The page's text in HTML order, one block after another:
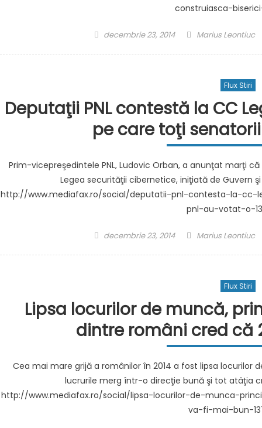
construiasca-
Posted
decembrie 23, 2014 Author
Marius Leontiuc
Flux Stiri
Deputaţii PNL contestă la CC
pe care toţi
Prim-vicepreşedintele PNL, Ludovic Orban, a anunţat marţi
Legea securităţii cibernetice, iniţiată de
http://www.mediafax.ro/social/deputatii-pnl-contesta-la-
pnl-au-votat-o-
Posted
decembrie 23, 2014 Author
Marius Leontiuc
Flux Stiri
Lipsa locurilor de muncă,
dintre români cred că
Cea mai mare grijă a românilor în 2014 a fost lipsa
lucrurile merg într-o direcţie bună şi tot
http://www.mediafax.ro/social/lipsa-locurilor-de-munca-
va-fi-mai-bun-